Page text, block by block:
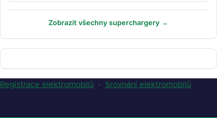
Zobrazit všechny superchargery →
Registrace elektromobilů · Srovnání elektromobilů